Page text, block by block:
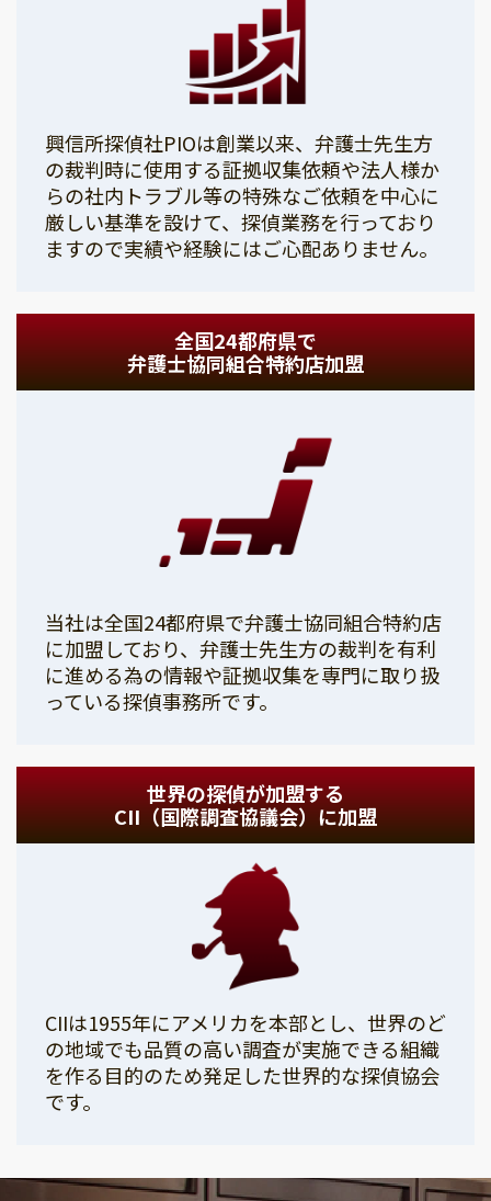
興信所探偵社PIOは創業以来、弁護士先生方
の裁判時に使用する証拠収集依頼や法人様か
らの社内トラブル等の特殊なご依頼を中心に
厳しい基準を設けて、探偵業務を行っており
ますので実績や経験にはご心配ありません。
全国24都府県で
弁護士協同組合特約店加盟
当社は全国24都府県で弁護士協同組合特約店
に加盟しており、弁護士先生方の裁判を有利
に進める為の情報や証拠収集を専門に取り扱
っている探偵事務所です。
世界の探偵が加盟する
CII（国際調査協議会）に加盟
CIIは1955年にアメリカを本部とし、世界のど
の地域でも品質の高い調査が実施できる組織
を作る目的のため発足した世界的な探偵協会
です。